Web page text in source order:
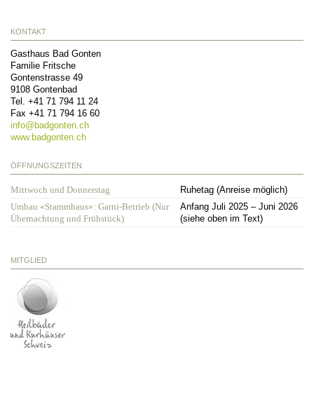
KONTAKT
Gasthaus Bad Gonten
Familie Fritsche
Gontenstrasse 49
9108 Gontenbad
Tel. +41 71 794 11 24
Fax +41 71 794 16 60
info@ badgonten.ch
www.badgonten.ch
ÖFFNUNGSZEITEN
Mittwoch und Donnerstag
Ruhetag (Anreise möglich)
Umbau «Stammhaus»: Garni-Betrieb (Nur
Übernachtung und Frühstück)
Anfang Juli 2025 – Juni 2026
(siehe oben im Text)
MITGLIED